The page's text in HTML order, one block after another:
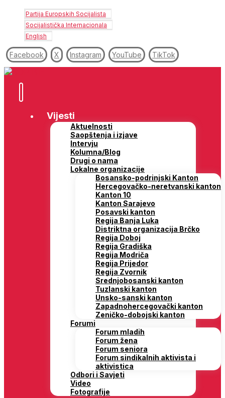
Partija Europskih Socijalista
Socijalistička Internacionala
English
Facebook X Instagram YouTube TikTok
Vijesti
Aktuelnosti
Saopštenja i izjave
Intervju
Kolumna/Blog
Drugi o nama
Lokalne organizacije
Bosansko-podrinjski Kanton
Hercegovačko-neretvanski kanton
Kanton 10
Kanton Sarajevo
Posavski kanton
Regija Banja Luka
Distriktna organizacija Brčko
Regija Doboj
Regija Gradiška
Regija Modriča
Regija Prijedor
Regija Zvornik
Srednjobosanski kanton
Tuzlanski kanton
Unsko-sanski kanton
Zapadnohercegovački kanton
Zeničko-dobojski kanton
Forumi
Forum mladih
Forum žena
Forum seniora
Forum sindikalnih aktivista i
aktivistica
Odbori i Savjeti
Video
Fotografije